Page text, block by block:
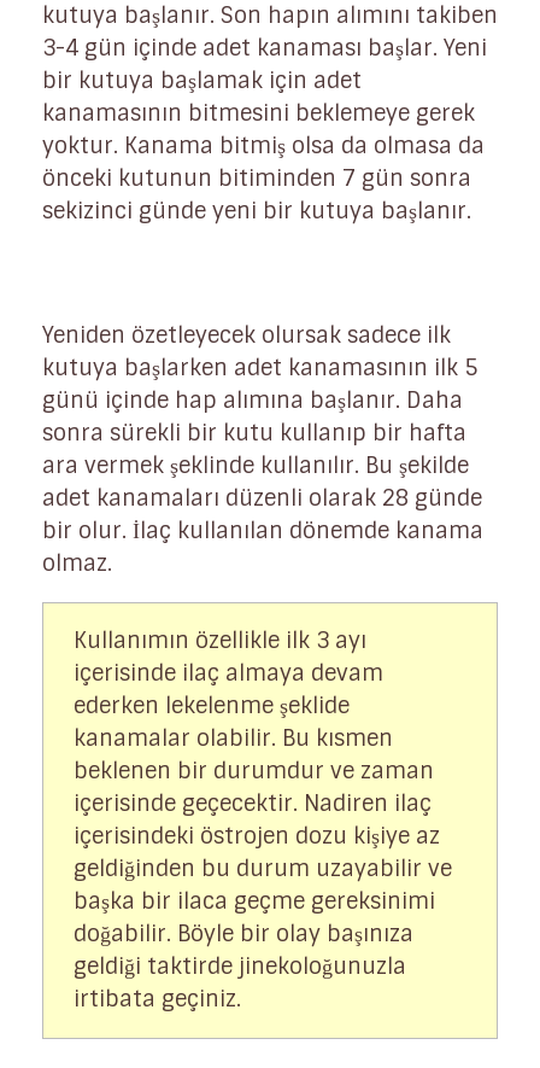
kutuya başlanır. Son hapın alımını takiben
3-4 gün içinde adet kanaması başlar. Yeni
bir kutuya başlamak için adet
kanamasının bitmesini beklemeye gerek
yoktur. Kanama bitmiş olsa da olmasa da
önceki kutunun bitiminden 7 gün sonra
sekizinci günde yeni bir kutuya başlanır.
Yeniden özetleyecek olursak sadece ilk
kutuya başlarken adet kanamasının ilk 5
günü içinde hap alımına başlanır. Daha
sonra sürekli bir kutu kullanıp bir hafta
ara vermek şeklinde kullanılır. Bu şekilde
adet kanamaları düzenli olarak 28 günde
bir olur. İlaç kullanılan dönemde kanama
olmaz.
Kullanımın özellikle ilk 3 ayı
içerisinde ilaç almaya devam
ederken lekelenme şeklide
kanamalar olabilir. Bu kısmen
beklenen bir durumdur ve zaman
içerisinde geçecektir. Nadiren ilaç
içerisindeki östrojen dozu kişiye az
geldiğinden bu durum uzayabilir ve
başka bir ilaca geçme gereksinimi
doğabilir. Böyle bir olay başınıza
geldiği taktirde jinekoloğunuzla
irtibata geçiniz.